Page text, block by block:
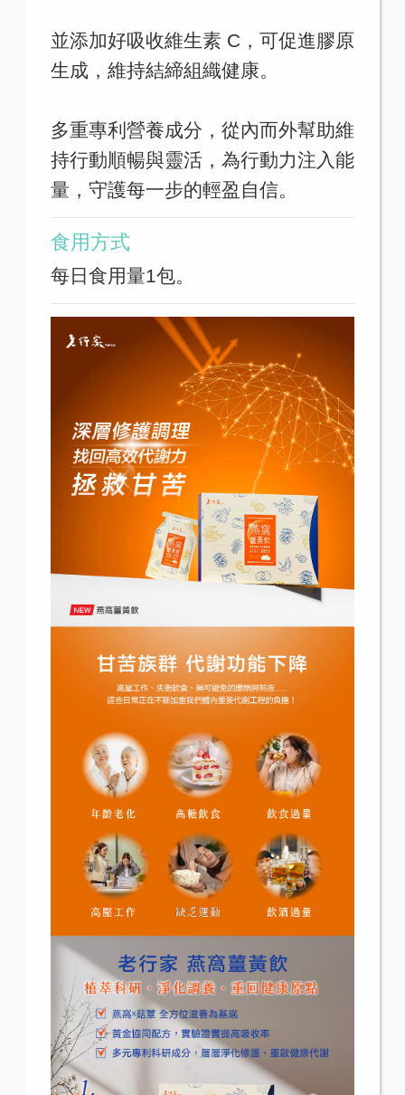
並添加好吸收維生素 C，可促進膠原
生成，維持結締組織健康。
多重專利營養成分，從內而外幫助維
持行動順暢與靈活，為行動力注入能
量，守護每一步的輕盈自信。
食用方式
每日食用量1包。